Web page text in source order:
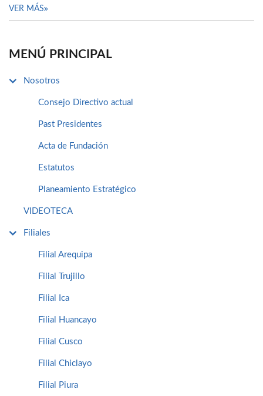
VER MÁS
MENÚ PRINCIPAL
Nosotros
Consejo Directivo actual
Past Presidentes
Acta de Fundación
Estatutos
Planeamiento Estratégico
VIDEOTECA
Filiales
Filial Arequipa
Filial Trujillo
Filial Ica
Filial Huancayo
Filial Cusco
Filial Chiclayo
Filial Piura